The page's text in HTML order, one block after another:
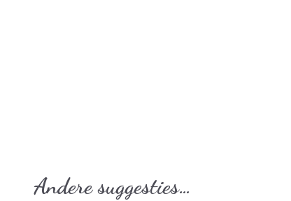
Andere suggesties…